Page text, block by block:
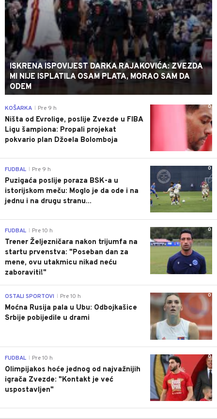
ISKRENA ISPOVIJEST DARKA RAJAKOVIĆA: ZVEZDA
MI NIJE ISPLATILA OSAM PLATA, MORAO SAM DA
ODEM
0
KOŠARKA Pre 9 h
Ništa od Evrolige, poslije Zvezde u FIBA
Ligu šampiona: Propali projekat
pokvario plan Džoela Bolomboja
0
FUDBAL Pre 9 h
Puzigaća poslije poraza BSK-a u
istorijskom meču: Moglo je da ode i na
jednu i na drugu stranu...
0
FUDBAL Pre 10 h
Trener Željezničara nakon trijumfa na
startu prvenstva: "Poseban dan za
mene, ovu utakmicu nikad neću
zaboraviti!"
0
OSTALI SPORTOVI Pre 10 h
Moćna Rusija pala u Ubu: Odbojkašice
Srbije pobijedile u drami
0
FUDBAL Pre 10 h
Olimpijakos hoće jednog od najvažnijih
igrača Zvezde: "Kontakt je već
uspostavljen"